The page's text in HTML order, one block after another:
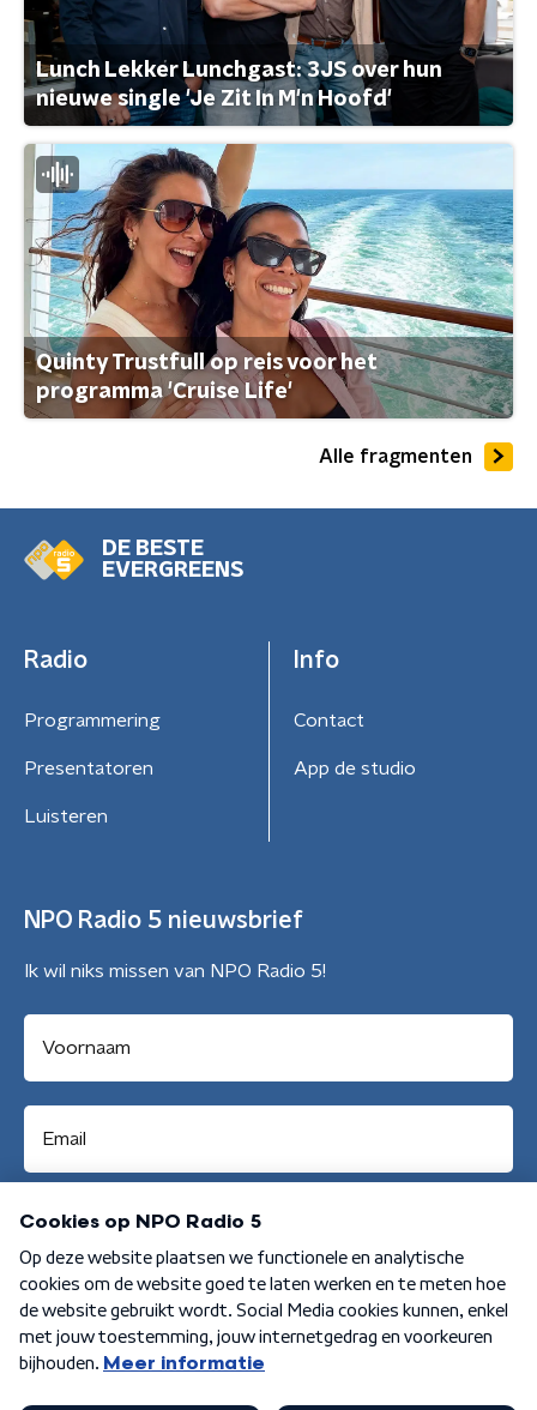
Lunch Lekker Lunchgast: 3JS over hun
nieuwe single 'Je Zit In M'n Hoofd'
Quinty Trustfull op reis voor het
programma 'Cruise Life'
Alle fragmenten
DE BESTE
EVERGREENS
Radio
Programmering
Presentatoren
Luisteren
Info
Contact
App de studio
NPO Radio 5 nieuwsbrief
Ik wil niks missen van NPO Radio 5!
Aanmelden
Algemene voorwaarden